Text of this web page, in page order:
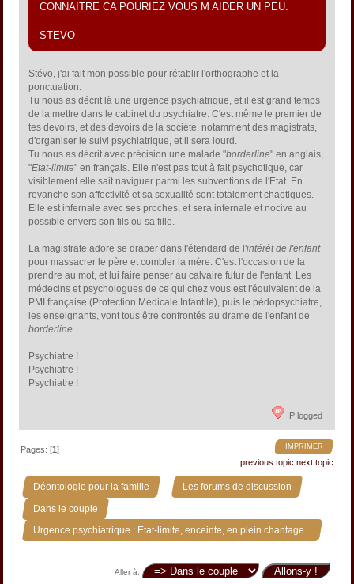
CONNAITRE CA POURIEZ VOUS M AIDER UN PEU.
STEVO
Stévo, j'ai fait mon possible pour rétablir l'orthographe et la
ponctuation.
Tu nous as décrit là une urgence psychiatrique, et il est grand temps
de la mettre dans le cabinet du psychiatre. C'est même le premier de
tes devoirs, et des devoirs de la société, notamment des magistrats,
d'organiser le suivi psychiatrique, et il sera lourd.
Tu nous as décrit avec précision une malade "borderline" en anglais,
"Etat-limite" en français. Elle n'est pas tout à fait psychotique, car
visiblement elle sait naviguer parmi les subventions de l'Etat. En
revanche son affectivité et sa sexualité sont totalement chaotiques.
Elle est infernale avec ses proches, et sera infernale et nocive au
possible envers son fils ou sa fille.
La magistrate adore se draper dans l'étendard de l'intérêt de l'enfant
pour massacrer le père et combler la mère. C'est l'occasion de la
prendre au mot, et lui faire penser au calvaire futur de l'enfant. Les
médecins et psychologues de ce qui chez vous est l'équivalent de la
PMI française (Protection Médicale Infantile), puis le pédopsychiatre,
les enseignants, vont tous être confrontés au drame de l'enfant de
borderline...
Psychiatre !
Psychiatre !
Psychiatre !
IP logged
IMPRIMER
Pages: [1]
previous topic next topic
Déontologie pour la famille » Les forums de discussion »
Dans le couple »
Urgence psychiatrique : Etat-limite, enceinte, en plein chantage...
Aller à: